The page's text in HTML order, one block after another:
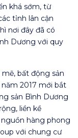
khá sớm, từ
tỉnh lân cận
nơi đây đã có
Dương với quy
bất động sản
2017 mới bắt
sản Bình Dương
liền kề
nguồn hàng phong
với chung cư